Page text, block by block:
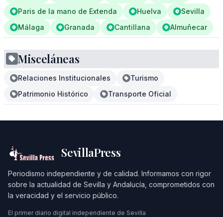
Paris de la mano de Extenda
Huelva
Sevilla
Málaga
Granada Cantillana Almuñecar
Misceláneas
Relaciones Institucionales
Turismo
Patrimonio Histórico
Transporte Oficial
SevillaPress
Periodismo independiente y de calidad. Informamos con rigor
sobre la actualidad de Sevilla y Andalucía, comprometidos con
la veracidad y el servicio público.
El primer diario digital independiente de Sevilla